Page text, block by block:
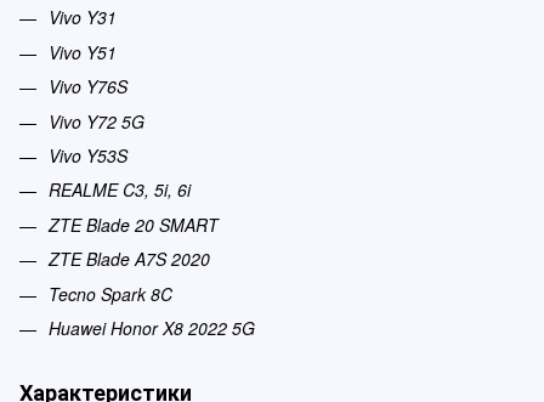
Vivo Y31
Vivo Y51
Vivo Y76S
Vivo Y72 5G
Vivo Y53S
REALME C3, 5i, 6i
ZTE Blade 20 SMART
ZTE Blade A7S 2020
Tecno Spark 8C
Huawei Honor X8 2022 5G
Характеристики